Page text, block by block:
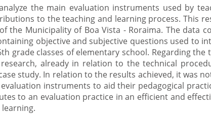
the main evaluation instruments used by
to the teaching and learning process. This
​​the Municipality of Boa Vista - Roraima. The data
objective and subjective questions used to
grade classes of elementary school. Regarding the
already in relation to the technical
study. In relation to the results achieved, it was
instruments to aid their pedagogical
to an evaluation practice in an efficient and